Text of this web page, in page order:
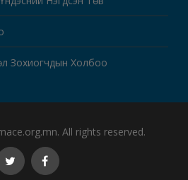
Зохиогчдын Холбоо
All rights reserved.